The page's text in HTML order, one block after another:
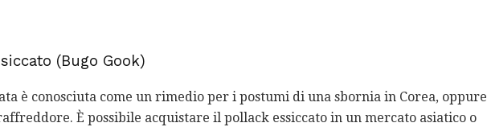
(Bugo Gook)
è conosciuta come un rimedio per i postumi di una sbornia in Corea, oppure
È possibile acquistare il pollack essiccato in un mercato asiatico o